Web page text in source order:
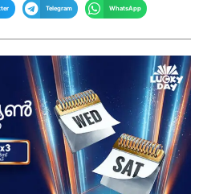
Telegram WhatsApp